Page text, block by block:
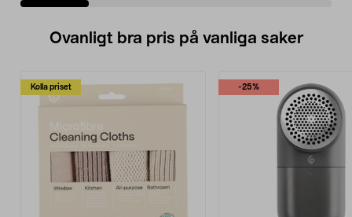
Ovanligt bra pris på vanliga saker
Kolla priset -25%